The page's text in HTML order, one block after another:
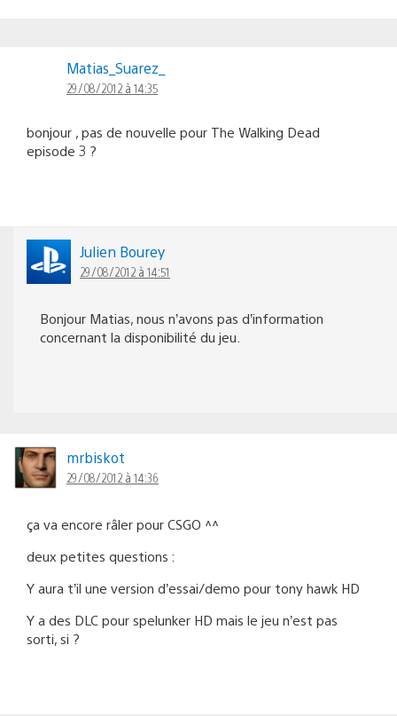
Matias_Suarez_
29/08/2012 à 14:35
bonjour , pas de nouvelle pour The Walking Dead
episode 3 ?
Julien Bourey
29/08/2012 à 14:51
Bonjour Matias, nous n’avons pas d’information
concernant la disponibilité du jeu.
mrbiskot
29/08/2012 à 14:36
ça va encore râler pour CSGO ^^
deux petites questions :
Y aura t’il une version d’essai/demo pour tony hawk HD
Y a des DLC pour spelunker HD mais le jeu n’est pas
sorti, si ?